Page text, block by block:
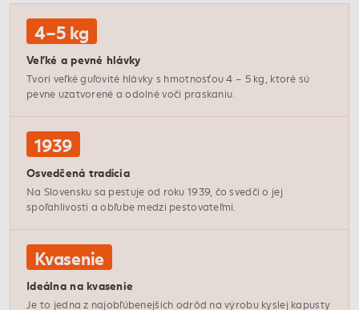
4–5 kg
Veľké a pevné hlávky
Tvorí veľké guľovité hlávky s hmotnosťou 4 – 5 kg, ktoré sú
pevne uzatvorené a odolné voči praskaniu.
1939
Osvedčená tradícia
Na Slovensku sa pestuje od roku 1939, čo svedčí o jej
spoľahlivosti a obľube medzi pestovateľmi.
Kvasenie
Ideálna na kvasenie
Je to jedna z najobľúbenejších odrôd na výrobu kyslej kapusty